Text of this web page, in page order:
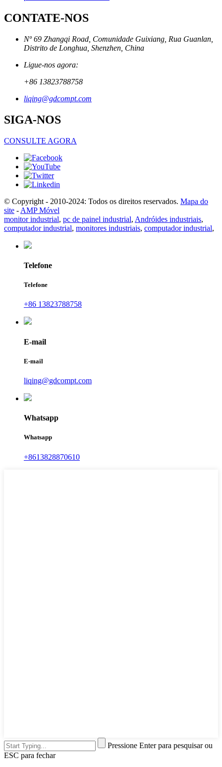
CONTATE-NOS
Nº 69 Zhangqi Road, Comunidade Guixiang, Rua Guanlan,
Distrito de Longhua, Shenzhen, China
Ligue-nos agora:
+86 13823788758
liqing@gdcompt.com
SIGA-NOS
CONSULTE AGORA
© Copyright - 2010-2024: Todos os direitos reservados. Mapa do
site - AMP Móvel
monitor industrial, pc de painel industrial, Andróides industriais,
computador industrial, monitores industriais, computador industrial,
Telefone
Telefone
+86 13823788758
E-mail
E-mail
liqing@gdcompt.com
Whatsapp
Whatsapp
+8613828870610
Pressione Enter para pesquisar ou
ESC para fechar